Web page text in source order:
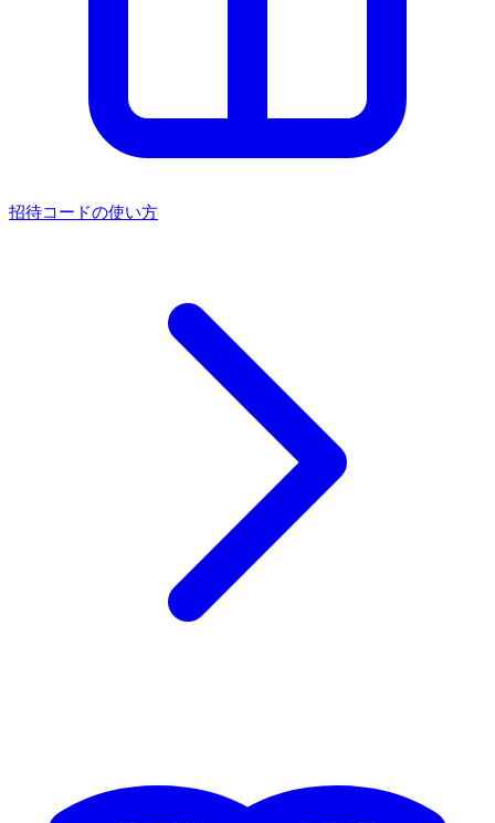
招待コードの使い方